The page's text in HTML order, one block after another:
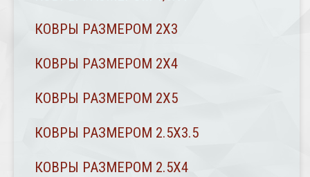
КОВРЫ РАЗМЕРОМ 2Х3
КОВРЫ РАЗМЕРОМ 2Х4
КОВРЫ РАЗМЕРОМ 2Х5
КОВРЫ РАЗМЕРОМ 2.5Х3.5
КОВРЫ РАЗМЕРОМ 2.5Х4